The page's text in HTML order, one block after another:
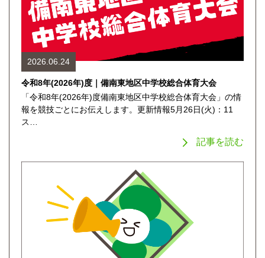
2026.06.24
令和8年(2026年)度｜備南東地区中学校総合体育大会
「令和8年(2026年)度備南東地区中学校総合体育大会」の情
報を競技ごとにお伝えします。更新情報5月26日(火)：11
ス…
記事を読む